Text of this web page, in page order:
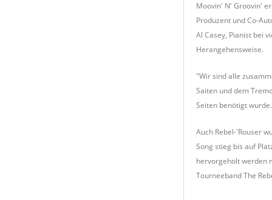
Moovin' N' Groovin'
Produzent und Co-
Al Casey, Pianist bei
Herangehensweise.
"Wir sind alle
Saiten und dem
Seiten benötigt
Auch Rebel-'Rouser
Song stieg bis auf
hervorgeholt werden
Tourneeband The